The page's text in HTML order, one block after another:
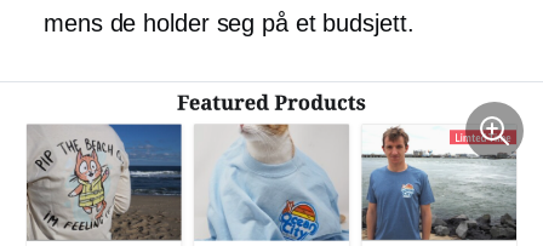
mens de holder seg på et budsjett.